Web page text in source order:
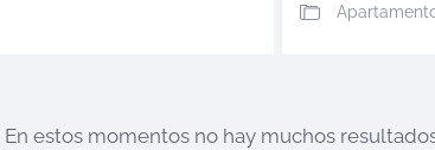
En estos momentos no hay muchos